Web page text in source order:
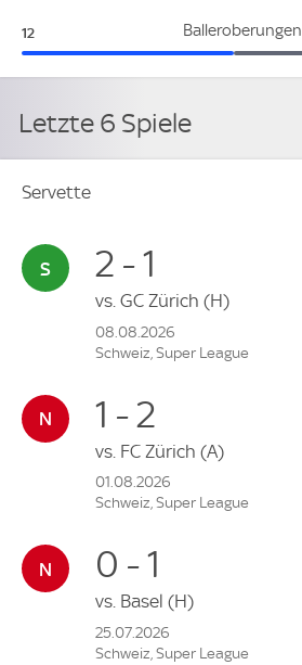
Balleroberungen
Servette:
12
Letzte 6 Spiele
Servette
2 - 1
vs. GC Zürich (H)
08.08.2026
Schweiz, Super League
1 - 2
vs. FC Zürich (A)
01.08.2026
Schweiz, Super League
0 - 1
vs. Basel (H)
25.07.2026
Schweiz, Super League